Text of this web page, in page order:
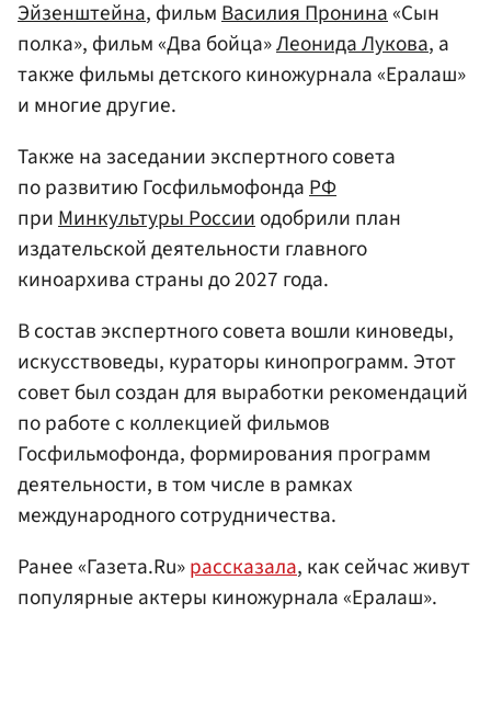
Эйзенштейна, фильм Василия Пронина«Сын
полка», фильм «Два бойца»Леонида Лукова, а
также фильмы детского киножурнала «Ералаш»
и многие другие.
Также на заседании экспертного совета
по развитию ГосфильмофондаРФ
приМинкультуры Россииодобрили план
издательской деятельности главного
киноархива страны до 2027 года.
В состав экспертного совета вошли киноведы,
искусствоведы, кураторы кинопрограмм. Этот
совет был создан для выработки рекомендаций
по работе с коллекцией фильмов
Госфильмофонда, формирования программ
деятельности, в том числе в рамках
международного сотрудничества.
Ранее «Газета.Ru»рассказала, как сейчас живут
популярные актеры киножурнала «Ералаш».